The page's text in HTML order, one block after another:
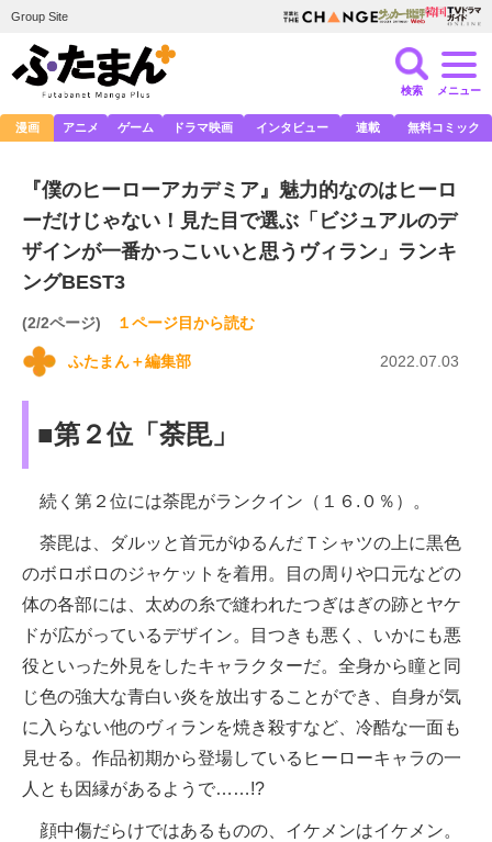
Group Site
検索 メニュー
漫画 アニメ ゲーム ドラマ映画 インタビュー 連載 無料コミック
『僕のヒーローアカデミア』魅力的なのはヒーロ
ーだけじゃない！見た目で選ぶ「ビジュアルのデ
ザインが一番かっこいいと思うヴィラン」ランキ
ングBEST3
(2/2ページ) １ページ目から読む
ふたまん＋編集部 2022.07.03
■第２位「荼毘」
続く第２位には荼毘がランクイン（１６.０％）。
荼毘は、ダルッと首元がゆるんだＴシャツの上に黒色
のボロボロのジャケットを着用。目の周りや口元などの
体の各部には、太めの糸で縫われたつぎはぎの跡とヤケ
ドが広がっているデザイン。目つきも悪く、いかにも悪
役といった外見をしたキャラクターだ。全身から瞳と同
じ色の強大な青白い炎を放出することができ、自身が気
に入らない他のヴィランを焼き殺すなど、冷酷な一面も
見せる。作品初期から登場しているヒーローキャラの一
人とも因縁があるようで……!?
顔中傷だらけではあるものの、イケメンはイケメン。